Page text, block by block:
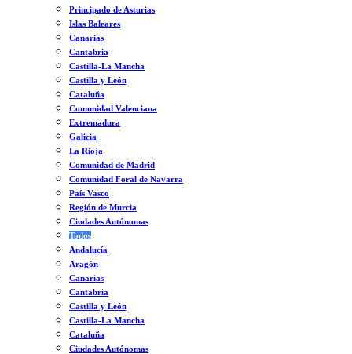
Principado de Asturias
Islas Baleares
Canarias
Cantabria
Castilla-La Mancha
Castilla y León
Cataluña
Comunidad Valenciana
Extremadura
Galicia
La Rioja
Comunidad de Madrid
Comunidad Foral de Navarra
País Vasco
Región de Murcia
Ciudades Autónomas
Todos
Andalucía
Aragón
Canarias
Cantabria
Castilla y León
Castilla-La Mancha
Cataluña
Ciudades Autónomas